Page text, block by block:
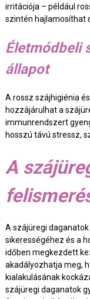
irritációja – például
szintén hajlamosíthat
Életmódbeli
állapot
A rossz szájhigiénia
hozzájárulhat a
immunrendszert
hosszú távú stressz,
A
A szájüregi
sikerességéhez és a
időben megkezdett
akadályozhatja meg,
kialakulásának
szájüregi daganatok